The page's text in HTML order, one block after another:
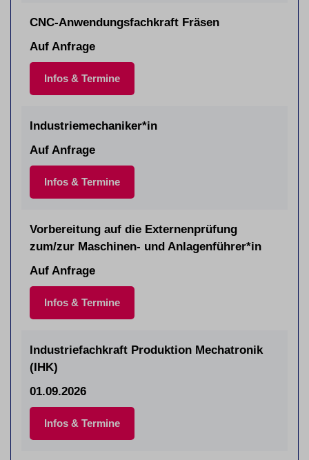
CNC-Anwendungsfachkraft Fräsen
Auf Anfrage
Infos & Termine
Industriemechaniker*in
Auf Anfrage
Infos & Termine
Vorbereitung auf die Externenprüfung
zum/zur Maschinen- und Anlagenführer*in
Auf Anfrage
Infos & Termine
Industriefachkraft Produktion Mechatronik
(IHK)
01.09.2026
Infos & Termine